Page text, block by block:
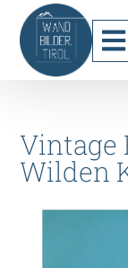
Vintage
Wilden